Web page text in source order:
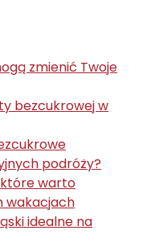
zmienić Twoje
bezcukrowej w
podróży?
które warto
wakacjach
idealne na